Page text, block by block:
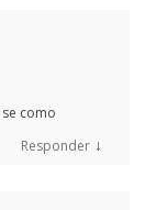
como
Responder ↓